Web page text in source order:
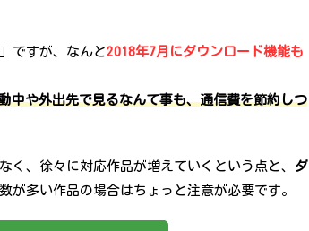
ですが、なんと2018年7月にダウンロード機能も
中や外出先で見るなんて事も、通信費を節約しつ
、徐々に対応作品が増えていくという点と、 ダ
が多い作品の場合はちょっと注意が必要です。